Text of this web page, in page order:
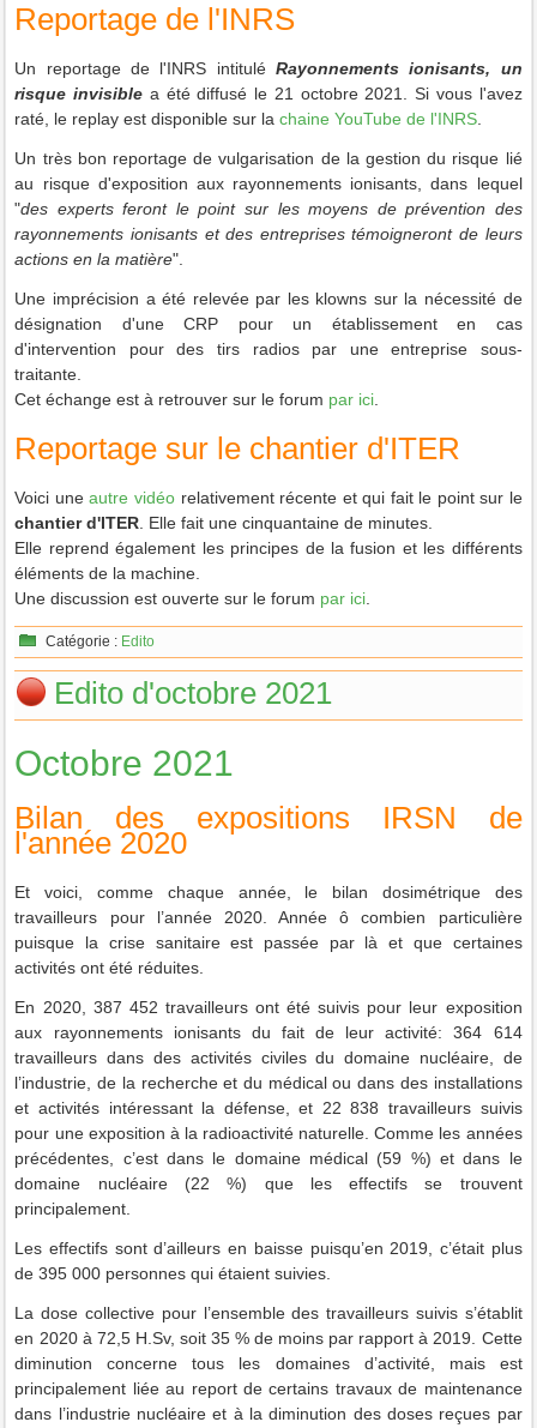
Reportage de l'INRS
Un reportage de l'INRS intitulé Rayonnements ionisants, un
risque invisible a été diffusé le 21 octobre 2021. Si vous l'avez
raté, le replay est disponible sur lachaine YouTube de l'INRS.
Un très bon reportage de vulgarisation de la gestion du risque lié
au risque d'exposition aux rayonnements ionisants, dans lequel
"des experts feront le point sur les moyens de prévention des
rayonnements ionisants et des entreprises témoigneront de leurs
actions en la matière".
Une imprécision a été relevée par les klowns sur la nécessité de
désignation d'une CRP pour un établissement en cas
d'intervention pour des tirs radios par une entreprise sous-
traitante.
Cet échange est à retrouver sur le forum par ici.
Reportage sur le chantier d'ITER
Voici uneautre vidéo relativement récente et qui fait le point sur le
chantier d'ITER. Elle fait une cinquantaine de minutes.
Elle reprend également les principes de la fusion et les différents
éléments de la machine.
Une discussion est ouverte sur le forum par ici.
Catégorie : Edito
Edito d'octobre 2021
Octobre 2021
Bilan des expositions IRSN de
l'année 2020
Et voici, comme chaque année, le bilan dosimétrique des
travailleurs pour l’année 2020. Année ô combien particulière
puisque la crise sanitaire est passée par là et que certaines
activités ont été réduites.
En 2020, 387 452 travailleurs ont été suivis pour leur exposition
aux rayonnements ionisants du fait de leur activité: 364 614
travailleurs dans des activités civiles du domaine nucléaire, de
l’industrie, de la recherche et du médical ou dans des installations
et activités intéressant la défense, et 22 838 travailleurs suivis
pour une exposition à la radioactivité naturelle. Comme les années
précédentes, c’est dans le domaine médical (59 %) et dans le
domaine nucléaire (22 %) que les effectifs se trouvent
principalement.
Les effectifs sont d’ailleurs en baisse puisqu’en 2019, c’était plus
de 395 000 personnes qui étaient suivies.
La dose collective pour l’ensemble des travailleurs suivis s’établit
en 2020 à 72,5 H.Sv, soit 35 % de moins par rapport à 2019. Cette
diminution concerne tous les domaines d’activité, mais est
principalement liée au report de certains travaux de maintenance
dans l’industrie nucléaire et à la diminution des doses reçues par